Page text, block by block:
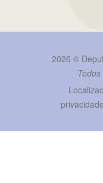
2026 ©
privacidade